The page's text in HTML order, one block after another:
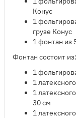
Конус
1
грузе Конус
1 фонтан из
Фонтан состоит из:
1
1
1
30 см
1